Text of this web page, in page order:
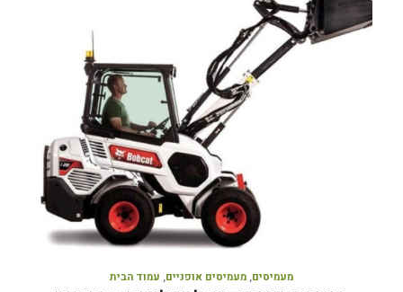
מעמיסים, מעמיסים אופניים, עמוד הבית